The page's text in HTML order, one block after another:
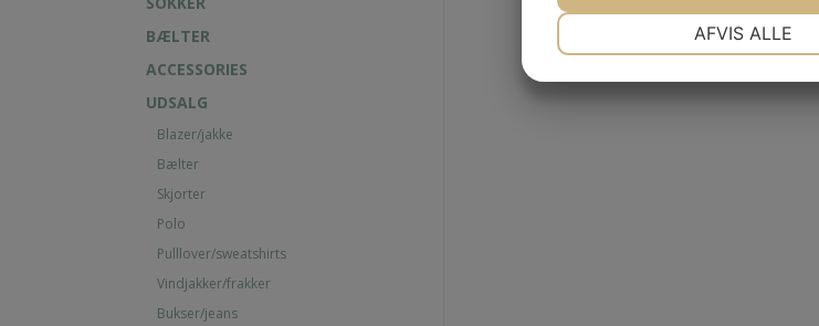
BÆLTER
ACCESSORIES
UDSALG
Blazer/jakke
Bælter
Skjorter
Polo
Pulllover/sweatshirts
Vindjakker/frakker
Bukser/jeans
AFVIS ALLE